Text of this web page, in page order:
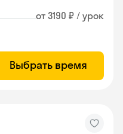
от 3190 ₽ / урок
Выбрать время